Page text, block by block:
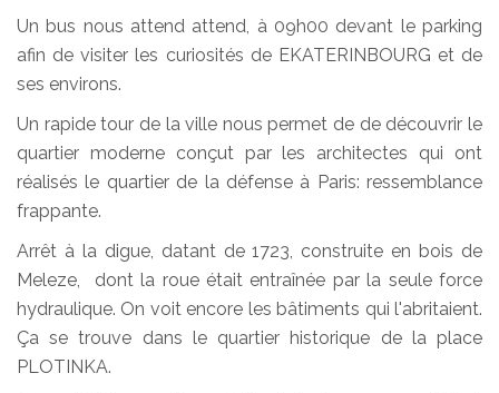
Un bus nous attend attend, à 09h00 devant le parking
afin de visiter les curiosités de EKATERINBOURG et de
ses environs.
Un rapide tour de la ville nous permet de de découvrir le
quartier moderne conçut par les architectes qui ont
réalisés le quartier de la défense à Paris: ressemblance
frappante.
Arrêt à la digue, datant de 1723, construite en bois de
Meleze, dont la roue était entraînée par la seule force
hydraulique. On voit encore les bâtiments qui l'abritaient.
Ça se trouve dans le quartier historique de la place
PLOTINKA.